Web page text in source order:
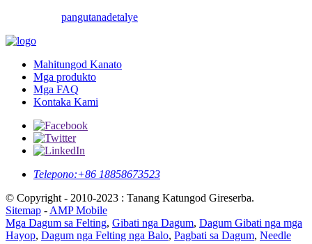
pangutanadetalye
Mahitungod Kanato
Mga produkto
Mga FAQ
Kontaka Kami
Telepono:+86 18858673523
© Copyright - 2010-2023 : Tanang Katungod Gireserba.
Sitemap - AMP Mobile
Mga Dagum sa Felting, Gibati nga Dagum, Dagum Gibati nga mga
Hayop, Dagum nga Felting nga Balo, Pagbati sa Dagum, Needle